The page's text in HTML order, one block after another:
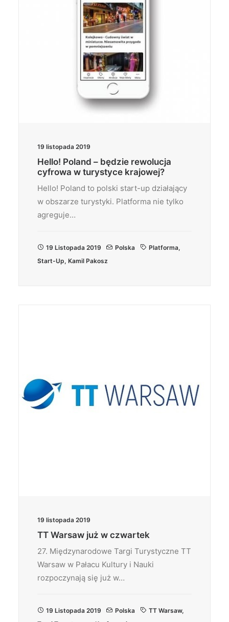
19 listopada 2019
Hello! Poland – będzie rewolucja
cyfrowa w turystyce krajowej?
Hello! Poland to polski start-up działający
w obszarze turystyki. Platforma nie tylko
agreguje…
19 Listopada 2019 Polska Platforma,
Start-Up, Kamil Pakosz
19 listopada 2019
TT Warsaw już w czwartek
27. Międzynarodowe Targi Turystyczne TT
Warsaw w Pałacu Kultury i Nauki
rozpoczynają się już w…
19 Listopada 2019 Polska TT Warsaw,